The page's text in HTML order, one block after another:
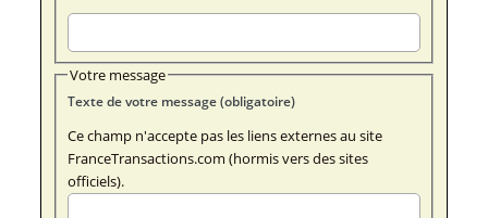
Votre message
Texte de votre message (obligatoire)
Ce champ n'accepte pas les liens externes au site
FranceTransactions.com (hormis vers des sites
officiels).